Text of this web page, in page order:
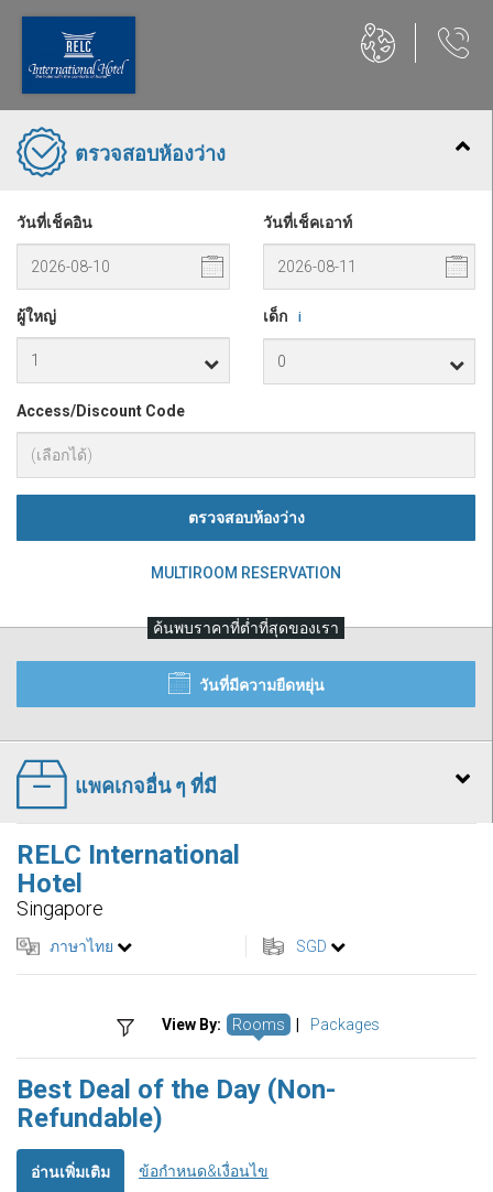
ตรวจสอบห้องว่าง
วันที่เช็คอิน วันที่เช็คเอาท์
ผู้ใหญ่ เด็ก i
Access/Discount Code
ตรวจสอบห้องว่าง
MULTIROOM RESERVATION
ค้นพบราคาที่ต่ำที่สุดของเรา
วันที่มีความยืดหยุ่น
แพคเกจอื่น ๆ ที่มี
RELC International
Hotel
Singapore
ภาษาไทย SGD
View By: Rooms Packages
Best Deal of the Day (Non-
Refundable)
อ่านเพิ่มเติม ข้อกำหนด&เงื่อนไข